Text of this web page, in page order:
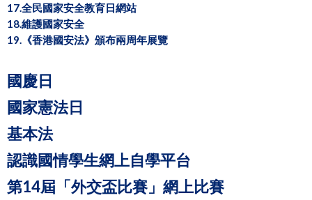
17.全民國家安全教育日網站
18.維護國家安全
19.《香港國安法》頒布兩周年展覽
國慶日
國家憲法日
基本法
認識國情學生網上自學平台
第14屆「外交盃比賽」網上比賽